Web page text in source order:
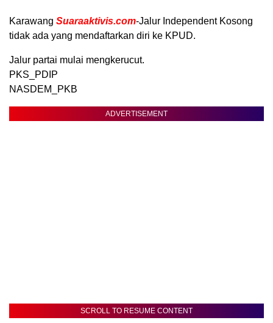
Karawang Suaraaktivis.com-Jalur Independent Kosong
tidak ada yang mendaftarkan diri ke KPUD.
Jalur partai mulai mengkerucut.
PKS_PDIP
NASDEM_PKB
ADVERTISEMENT
SCROLL TO RESUME CONTENT